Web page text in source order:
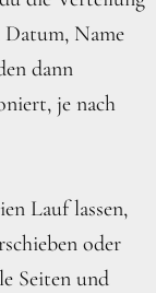
Name
dann
je nach
Lauf lassen,
oder
Seiten und